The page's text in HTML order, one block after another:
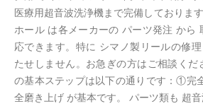
医療用超音波洗浄機まで完備しておりま
ホール は各メーカーの パーツ発注 から
応できます。特に シマノ製リールの修
たせしません。お急ぎの方はご相談く
の基本ステップは以下の通りです：①
全磨き上げ が基本です。 パーツ類も 超音